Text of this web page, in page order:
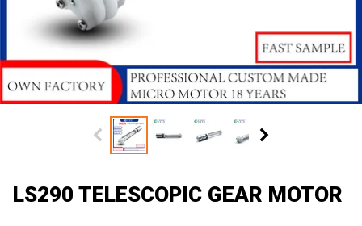
LS290 TELESCOPIC GEAR MOTOR